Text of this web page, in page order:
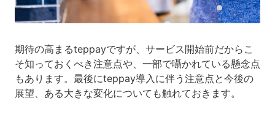
期待の高まるteppayですが、サービス開始前だからこ
そ知っておくべき注意点や、一部で囁かれている懸念点
もあります。最後にteppay導入に伴う注意点と今後の
展望、ある大きな変化についても触れておきます。